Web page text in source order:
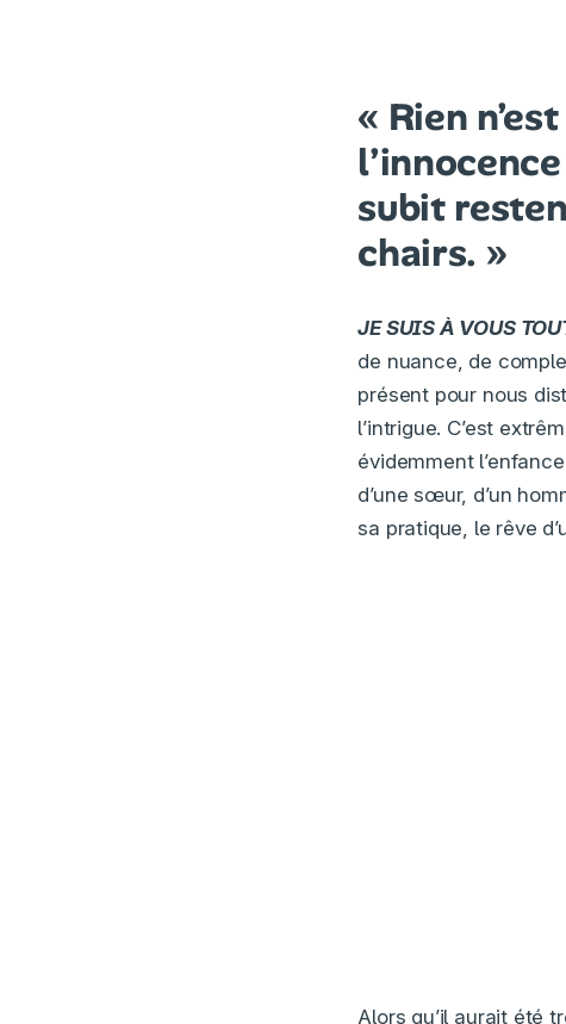
« Rien
subit
chairs. »
JE SUIS À VOUS
de nuance, de
présent pour nous
l’intrigue. C’est
évidemment
d’une sœur, d’un
sa pratique, le rêve
Alors qu’il aurait été